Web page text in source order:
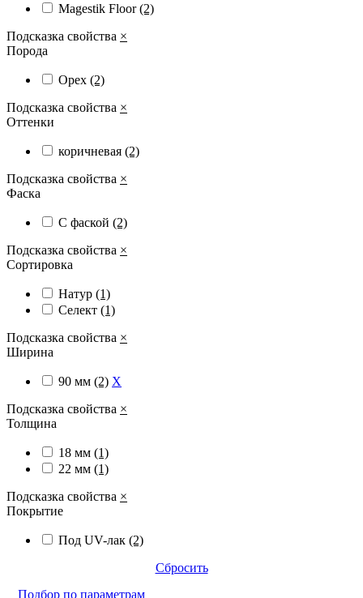
Magestik Floor(2)
Подсказка свойства ×
Порода
Орех (2)
Подсказка свойства ×
Оттенки
коричневая (2)
Подсказка свойства ×
Фаска
С фаской (2)
Подсказка свойства ×
Сортировка
Натур (1)
Селект (1)
Подсказка свойства ×
Ширина
90 мм (2) X
Подсказка свойства ×
Толщина
18 мм (1)
22 мм (1)
Подсказка свойства ×
Покрытие
Под UV-лак (2)
Сбросить
Подбор по параметрам